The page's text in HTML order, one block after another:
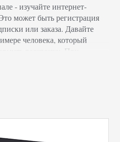
- изучайте интернет-
может быть регистрация
или заказа. Давайте
человека, который
рассрочку. При
банк обращается к
информацию о кредитной
если все отлично,